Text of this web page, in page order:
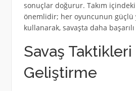
sonuçlar doğurur. Takım içindeki
önemlidir; her oyuncunun güçlü
kullanarak, savaşta daha
Savaş Taktikleri
Geliştirme